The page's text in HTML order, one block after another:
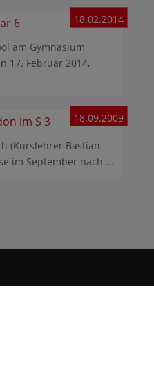
6 18.02.2014
am Gymnasium
17. Februar 2014,
im S 3 18.09.2009
(Kurslehrer Bastian
im September nach ...